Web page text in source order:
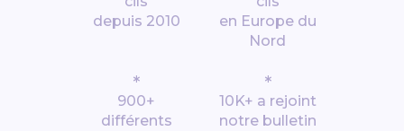
depuis 2010
en Europe du
Nord
*
900+
différents
*
10K+ a rejoint
notre bulletin